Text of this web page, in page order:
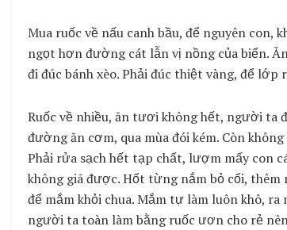
Mua ruốc về nấu canh bầu, để nguyên con,
ngọt hơn đường cát lẫn vị nồng của biển.
đi đúc bánh xèo. Phải đúc thiệt vàng, để
Ruốc về nhiều, ăn tươi không hết, người ta
đường ăn cơm, qua mùa đói kém. Còn
Phải rửa sạch hết tạp chất, lượm mấy con
không giã được. Hốt từng nắm bỏ cối,
để mắm khỏi chua. Mắm tự làm luôn khô,
người ta toàn làm bằng ruốc ươn cho rẻ